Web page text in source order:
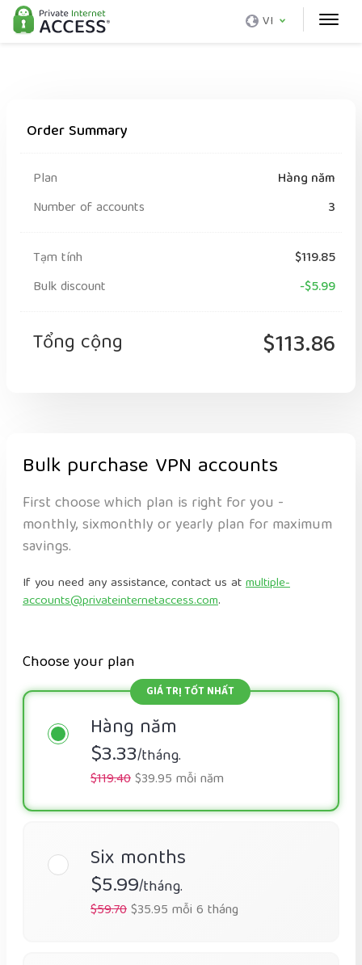
VI
Order Summary
Plan
Hàng năm
Number of accounts
3
Tạm tính
$119.85
Bulk discount
-$5.99
Tổng cộng $113.86
Bulk purchase VPN accounts
First choose which plan is right for you -
monthly, sixmonthly or yearly plan for maximum
savings.
If you need any assistance, contact us atmultiple-
accounts@privateinternetaccess.com.
Choose your plan
Hàng năm
$3.33/tháng.
$119.40$39.95 mỗi năm
Six months
$5.99/tháng.
$59.70$35.95 mỗi 6 tháng